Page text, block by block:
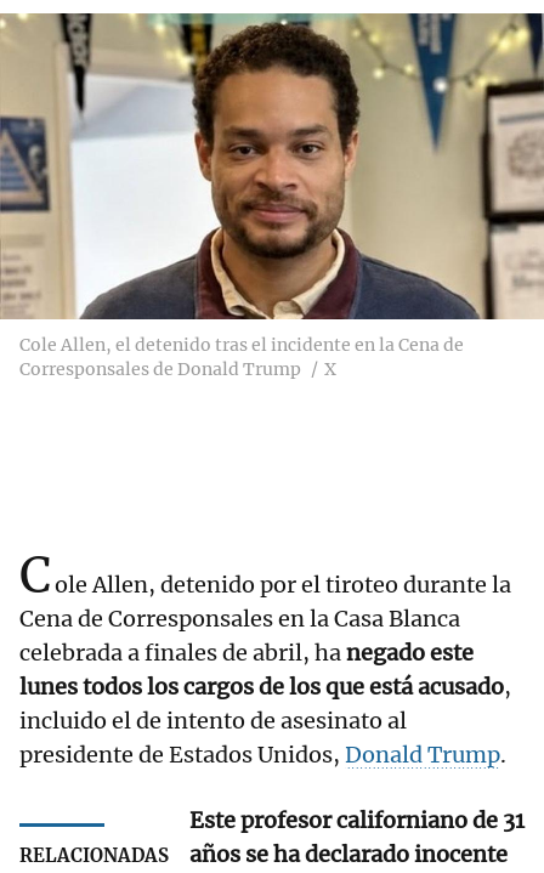
Cole Allen, el detenido tras el incidente en la Cena de
Corresponsales de Donald Trump
X
Cole Allen, detenido por el tiroteo durante la
Cena de Corresponsales en la Casa Blanca
celebrada a finales de abril, hanegado este
lunes todos los cargos de los que está acusado,
incluido el de intento de asesinato al
presidente de Estados Unidos, Donald Trump.
RELACIONADAS
Este profesor californiano de 31
años se ha declarado inocente